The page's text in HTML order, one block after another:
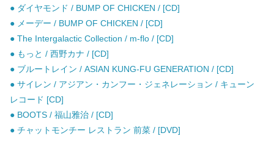
● ダイヤモンド / BUMP OF CHICKEN / [CD]
● メーデー / BUMP OF CHICKEN / [CD]
● The Intergalactic Collection / m-flo / [CD]
● もっと / 西野カナ / [CD]
● ブルートレイン / ASIAN KUNG-FU GENERATION / [CD]
● サイレン / アジアン・カンフー・ジェネレーション / キューン
レコード [CD]
● BOOTS / 福山雅治 / [CD]
● チャットモンチー レストラン 前菜 / [DVD]